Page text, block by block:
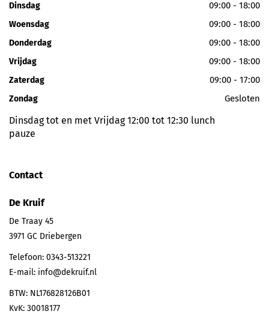
Dinsdag 09:00 - 18:00
Woensdag 09:00 - 18:00
Donderdag 09:00 - 18:00
Vrijdag 09:00 - 18:00
Zaterdag 09:00 - 17:00
Zondag Gesloten
Dinsdag tot en met Vrijdag 12:00 tot 12:30 lunch
pauze
Contact
De Kruif
De Traay 45
3971 GC Driebergen
Telefoon: 0343-513221
E-mail: info@dekruif.nl
BTW: NL176828126B01
KvK: 30018177